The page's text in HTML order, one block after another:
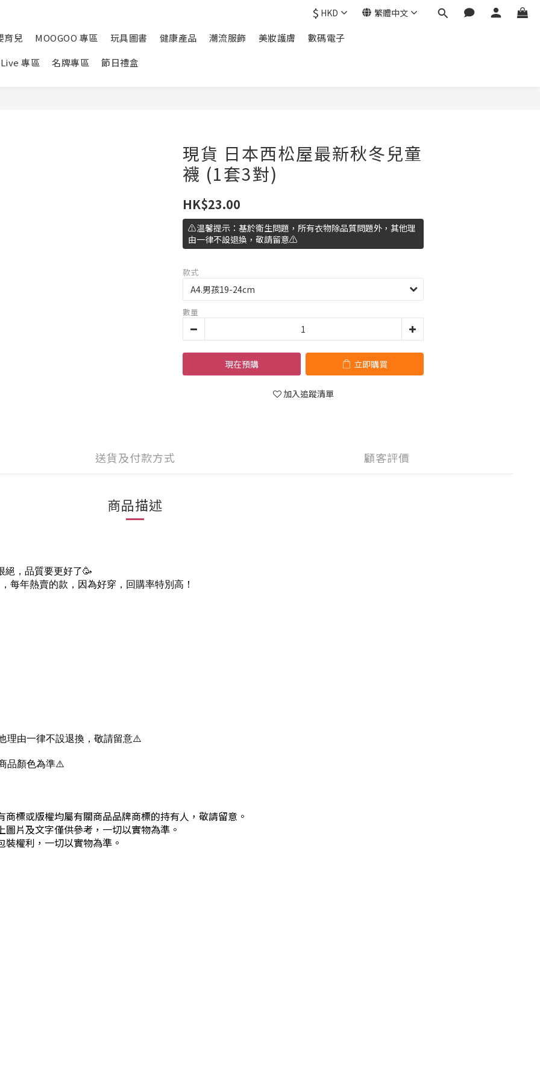
$ HKD 繁體中文
育兒 MOOGOO 專區 玩具圖書 健康產品 潮流服飾 美妝護膚
數碼電子
Live 專區
名牌專區 節日禮盒
現貨 日本西松屋最新秋冬兒童
襪 (1套3對)
HK$23.00
⚠️温馨提示：基於衛生問題，所有衣物除品質問題外，其他理
由一律不設退換，敬請留意⚠️
款式
數量
現在預購 立即購買
加入追蹤清單
送貨及付款方式 顧客評價
商品描述
絕，品質要更好了🥳
每年熱賣的款，因為好穿，回購率特別高！
理由一律不設退換，敬請留意⚠️
品顏色為準⚠️
標或版權均屬有關商品品牌商標的持有人，敬請留意。
片及文字僅供參考，一切以實物為準。
權利，一切以實物為準。